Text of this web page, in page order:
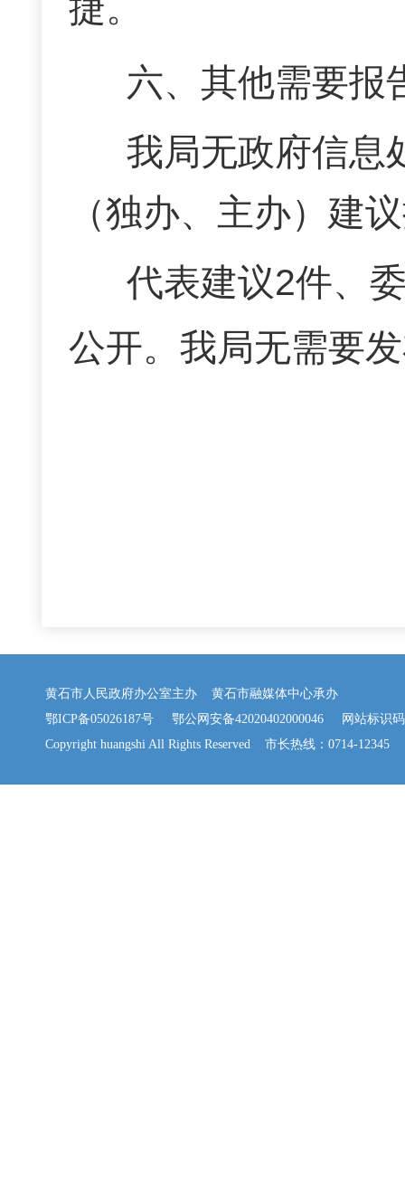
六、其他需要报
我局无政府信息
（独办、主办）建
代表建议2件、
公开。 我局无需要
黄石市人民政府办公室主办 黄石市融媒体中心承办
鄂ICP备05026187号
鄂公网安备42020402000046 网站标识码
Copyright huangshi All Rights Reserved 市长热线：0714-12345